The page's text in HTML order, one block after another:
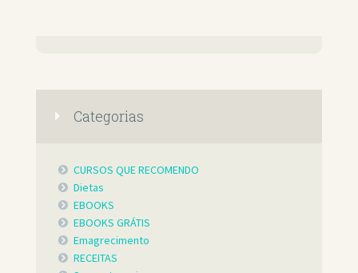
Categorias
CURSOS QUE RECOMENDO
Dietas
EBOOKS
EBOOKS GRÁTIS
Emagrecimento
RECEITAS